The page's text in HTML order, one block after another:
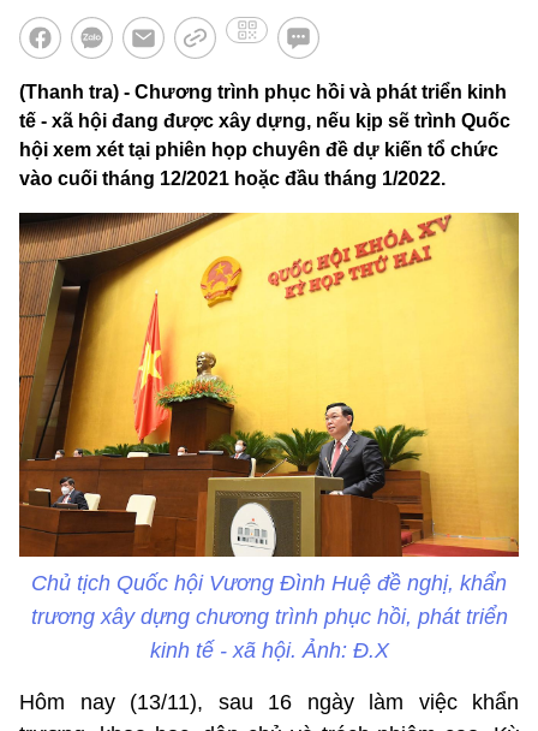
(Thanh tra) - Chương trình phục hồi và phát triển kinh
tế - xã hội đang được xây dựng, nếu kịp sẽ trình Quốc
hội xem xét tại phiên họp chuyên đề dự kiến tổ chức
vào cuối tháng 12/2021 hoặc đầu tháng 1/2022.
Chủ tịch Quốc hội Vương Đình Huệ đề nghị, khẩn
trương xây dựng chương trình phục hồi, phát triển
kinh tế - xã hội. Ảnh: Đ.X
Hôm nay (13/11), sau 16 ngày làm việc khẩn